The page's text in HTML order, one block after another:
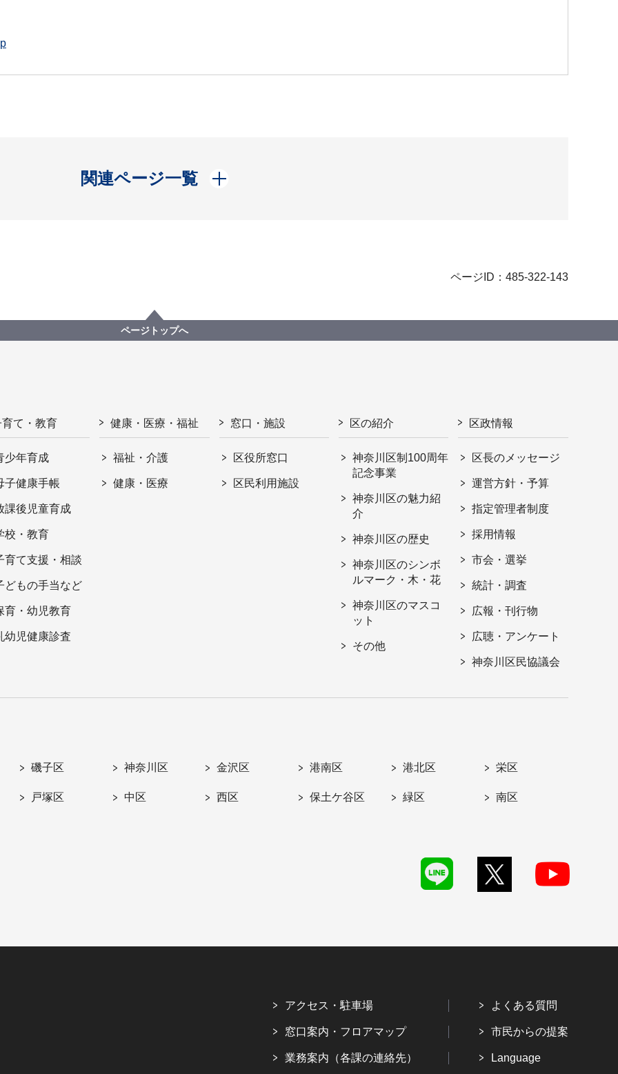
関連ページ一覧
開く
ページID：485-322-143
ページトップへ
育て・教育
少年育成
子健康手帳
課後児童育成
校・教育
育て支援・相談
どもの手当など
育・幼児教育
幼児健康診査
健康・医療・福祉
福祉・介護
健康・医療
窓口・施設
区役所窓口
区民利用施設
区の紹介
神奈川区制100周年
記念事業
神奈川区の魅力紹
介
神奈川区の歴史
神奈川区のシンボ
ルマーク・木・花
神奈川区のマスコ
ット
その他
区政情報
区長のメッセージ
運営方針・予算
指定管理者制度
採用情報
市会・選挙
統計・調査
広報・刊行物
広聴・アンケート
神奈川区民協議会
磯子区 神奈川区 金沢区 港南区 港北区 栄区
戸塚区 中区 西区 保土ケ谷区 緑区 南区
アクセス・駐車場
窓口案内・フロアマップ
業務案内（各課の連絡先）
よくある質問
市民からの提案
Language